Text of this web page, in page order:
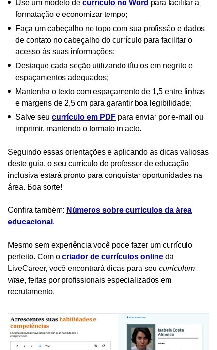
Use um modelo de currículo no Word para facilitar a
formatação e economizar tempo;
Faça um cabeçalho no topo com sua profissão e dados
de contato no cabeçalho do currículo para facilitar o
acesso às suas informações;
Destaque cada seção utilizando títulos em negrito e
espaçamentos adequados;
Mantenha o texto com espaçamento de 1,5 entre linhas
e margens de 2,5 cm para garantir boa legibilidade;
Salve seu currículo em PDF para enviar por e-mail ou
imprimir, mantendo o formato intacto.
Seguindo essas orientações e aplicando as dicas valiosas
deste guia, o seu currículo de professor de educação
inclusiva estará pronto para conquistar oportunidades na
área. Boa sorte!
Confira também: Números sobre currículos da área
educacional .
Mesmo sem experiência você pode fazer um currículo
perfeito. Com o criador de currículos online da
LiveCareer, você encontrará dicas para seu curriculum
vitae, feitas por profissionais especializados em
recrutamento.